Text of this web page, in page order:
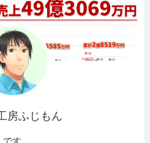
房ふじもん